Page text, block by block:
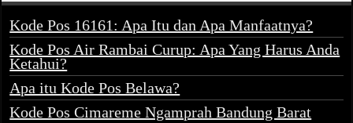
Kode Pos 16161: Apa Itu dan Apa Manfaatnya?
Kode Pos Air Rambai Curup: Apa Yang Harus Anda
Ketahui?
Apa itu Kode Pos Belawa?
Kode Pos Cimareme Ngamprah Bandung Barat